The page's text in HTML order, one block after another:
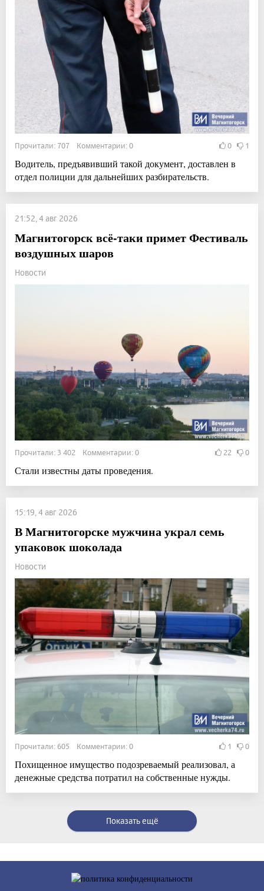
Прочитали: 707 Комментарии: 0 0 1
Водитель, предъявивший такой документ, доставлен в
отдел полиции для дальнейших разбирательств.
21:52, 4 авг 2026
Магнитогорск всё-таки примет Фестиваль
воздушных шаров
Новости
Прочитали: 3 402 Комментарии: 0 22 0
Стали известны даты проведения.
15:19, 4 авг 2026
В Магнитогорске мужчина украл семь
упаковок шоколада
Новости
Прочитали: 605 Комментарии: 0 1 0
Похищенное имущество подозреваемый реализовал, а
денежные средства потратил на собственные нужды.
Показать ещё